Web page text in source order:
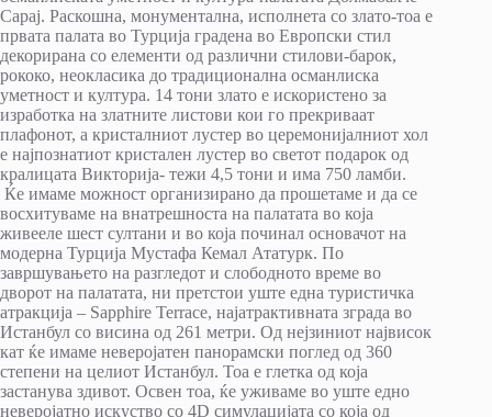
Сарај. Раскошна, монументална, исполнета со злато-тоа е
првата палата во Турција градена во Европски стил
декорирана со елементи од различни стилови-барок,
рококо, неокласика до традиционална османлиска
уметност и култура. 14 тони злато е искористено за
изработка на златните листови кои го прекриваат
плафонот, а кристалниот лустер во церемонијалниот хол
е најпознатиот кристален лустер во светот подарок од
кралицата Викторија- тежи 4,5 тони и има 750 ламби.
Ќе имаме можност организирано да прошетаме и да се
восхитуваме на внатрешноста на палатата во која
живееле шест султани и во која починал основачот на
модерна Турција Мустафа Кемал Ататурк. По
завршувањето на разгледот и слободното време во
дворот на палатата, ни претстои уште една туристичка
атракција – Sapphire Terrace, најатрактивната зграда во
Истанбул со висина од 261 метри. Од нејзиниот највисок
кат ќе имаме неверојатен панорамски поглед од 360
степени на целиот Истанбул. Тоа е глетка од која
застанува здивот. Освен тоа, ќе уживаме во уште едно
неверојатно искуство со 4D симулацијата со која од